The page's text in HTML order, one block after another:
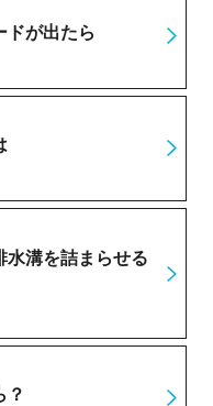
ドが出たら
水溝を詰まらせる
？